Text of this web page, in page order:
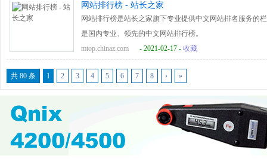
网站排行榜 - 站长之家
网站排行榜是站长之家旗下专业提供中文网站排名服务的
是国内专业、领先的中文网站排行榜。
mtop.chinaz.com
- 2021-02-17 - 收藏
共 80 条 1 2 3 4 5 6 7 8 › »